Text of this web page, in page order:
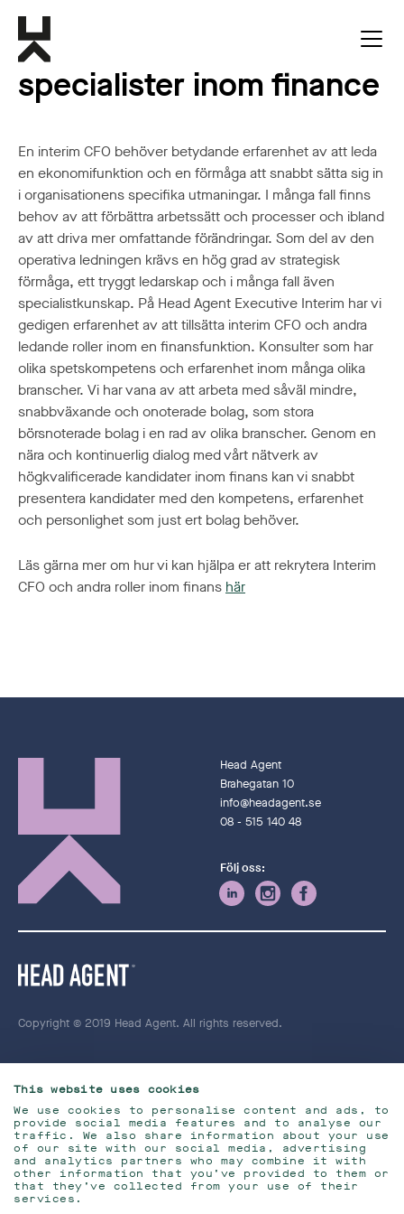
This website uses cookies
We use cookies to personalise content and ads, to
provide social media features and to analyse our
traffic. We also share information about your use
of our site with our social media, advertising
and analytics partners who may combine it with
other information that you’ve provided to them or
that they’ve collected from your use of their
services.
Interim CFO &
specialister inom finance
En interim CFO behöver betydande erfarenhet av att leda
en ekonomifunktion och en förmåga att snabbt sätta sig in
i organisationens specifika utmaningar. I många fall finns
behov av att förbättra arbetssätt och processer och ibland
av att driva mer omfattande förändringar. Som del av den
operativa ledningen krävs en hög grad av strategisk
förmåga, ett tryggt ledarskap och i många fall även
specialistkunskap. På Head Agent Executive Interim har vi
gedigen erfarenhet av att tillsätta interim CFO och andra
ledande roller inom en finansfunktion. Konsulter som har
olika spetskompetens och erfarenhet inom många olika
branscher. Vi har vana av att arbeta med såväl mindre,
snabbväxande och onoterade bolag, som stora
börsnoterade bolag i en rad av olika branscher. Genom en
nära och kontinuerlig dialog med vårt nätverk av
högkvalificerade kandidater inom finans kan vi snabbt
presentera kandidater med den kompetens, erfarenhet
och personlighet som just ert bolag behöver.
Läs gärna mer om hur vi kan hjälpa er att rekrytera Interim
CFO och andra roller inom finans här
Head Agent
Brahegatan 10
info@headagent.se
08 - 515 140 48
Följ oss:
Copyright © 2019 Head Agent. All rights reserved.